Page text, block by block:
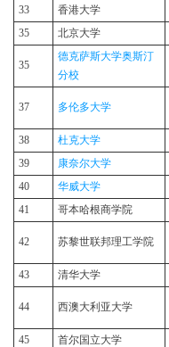
33 香港大学
35
北京大学
35
德克萨斯大学奥斯汀
分校
37 多伦多大学
38
杜克大学
39
康奈尔大学
40
华威大学
41
哥本哈根商学院
42 苏黎世联邦理工学院
43 清华大学
44 西澳大利亚大学
45
首尔国立大学